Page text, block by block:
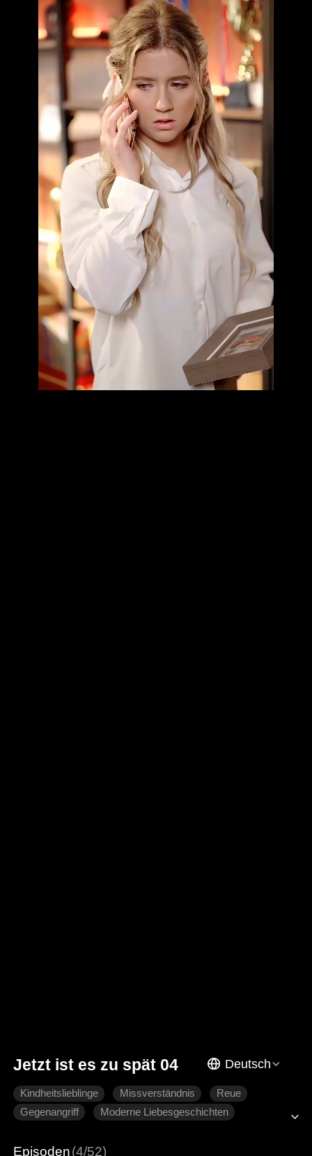
Jetzt ist es zu spät 04 Deutsch
Kindheitslieblinge Missverständnis
Reue
Gegenangriff
Moderne Liebesgeschichten
Episoden(4/52)